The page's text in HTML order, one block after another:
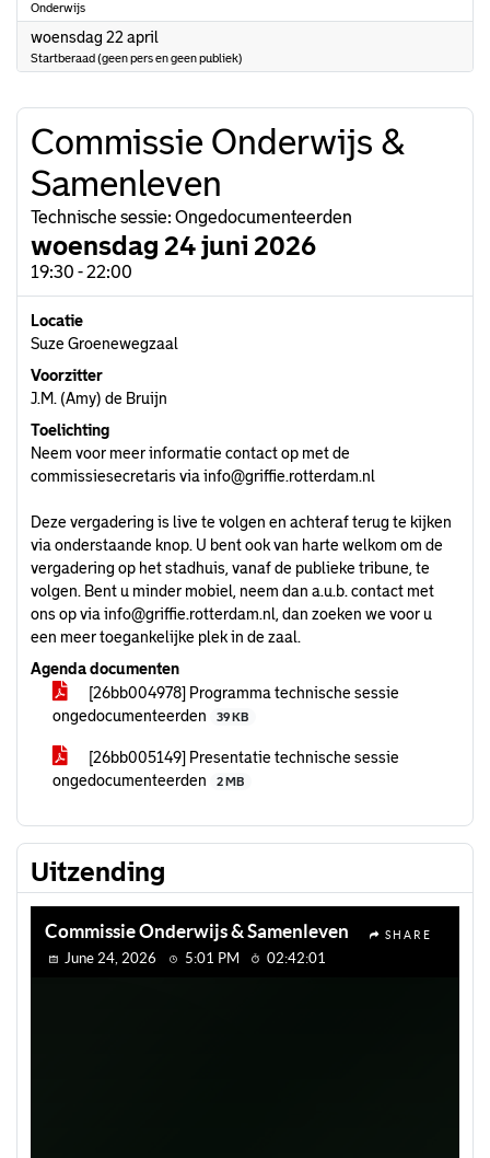
Onderwijs
woensdag 22 april
Startberaad (geen pers en geen publiek)
Commissie Onderwijs &
Samenleven
Technische sessie: Ongedocumenteerden
woensdag 24 juni 2026
19:30 - 22:00
Locatie
Suze Groenewegzaal
Voorzitter
J.M. (Amy) de Bruijn
Toelichting
Neem voor meer informatie contact op met de
commissiesecretaris via info@griffie.rotterdam.nl
Deze vergadering is live te volgen en achteraf terug te kijken
via onderstaande knop. U bent ook van harte welkom om de
vergadering op het stadhuis, vanaf de publieke tribune, te
volgen. Bent u minder mobiel, neem dan a.u.b. contact met
ons op via info@griffie.rotterdam.nl , dan zoeken we voor u
een meer toegankelijke plek in de zaal.
Agenda documenten
[26bb004978] Programma technische sessie
ongedocumenteerden
39 KB
[26bb005149] Presentatie technische sessie
ongedocumenteerden
2 MB
Uitzending